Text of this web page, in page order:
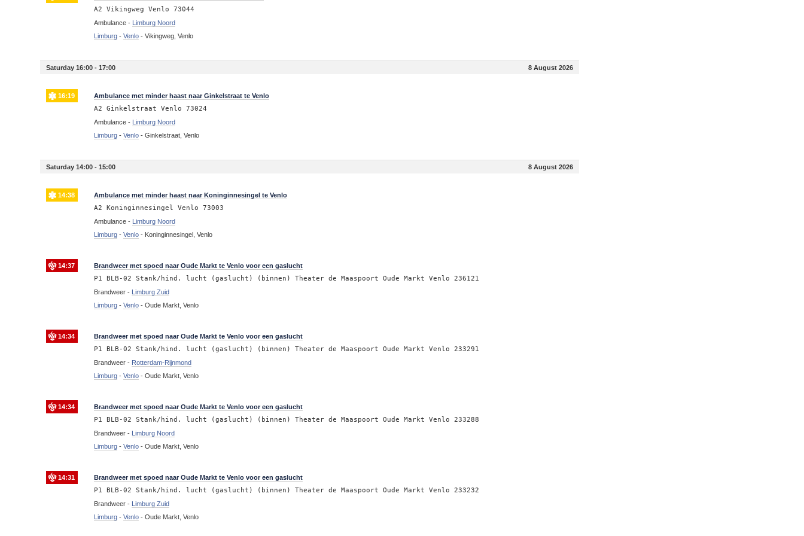
A2 Vikingweg Venlo 73044
Ambulance - Limburg Noord
Limburg -Venlo -Vikingweg, Venlo
Saturday 16:00 - 17:00 8 August 2026
16:19 Ambulance met minder haast naar Ginkelstraat te Venlo
A2 Ginkelstraat Venlo 73024
Ambulance - Limburg Noord
Limburg -Venlo -Ginkelstraat, Venlo
Saturday 14:00 - 15:00 8 August 2026
14:38 Ambulance met minder haast naar Koninginnesingel te Venlo
A2 Koninginnesingel Venlo 73003
Ambulance - Limburg Noord
Limburg -Venlo - Koninginnesingel, Venlo
14:37 Brandweer met spoed naar Oude Markt te Venlo voor een gaslucht
P1 BLB-02 Stank/hind. lucht (gaslucht) (binnen) Theater de Maaspoort Oude Markt Venlo 236121
Brandweer - Limburg Zuid
Limburg -Venlo -Oude Markt, Venlo
14:34 Brandweer met spoed naar Oude Markt te Venlo voor een gaslucht
P1 BLB-02 Stank/hind. lucht (gaslucht) (binnen) Theater de Maaspoort Oude Markt Venlo 233291
Brandweer - Rotterdam-Rijnmond
Limburg -Venlo -Oude Markt, Venlo
14:34 Brandweer met spoed naar Oude Markt te Venlo voor een gaslucht
P1 BLB-02 Stank/hind. lucht (gaslucht) (binnen) Theater de Maaspoort Oude Markt Venlo 233288
Brandweer - Limburg Noord
Limburg -Venlo -Oude Markt, Venlo
14:31 Brandweer met spoed naar Oude Markt te Venlo voor een gaslucht
P1 BLB-02 Stank/hind. lucht (gaslucht) (binnen) Theater de Maaspoort Oude Markt Venlo 233232
Brandweer - Limburg Zuid
Limburg -Venlo -Oude Markt, Venlo